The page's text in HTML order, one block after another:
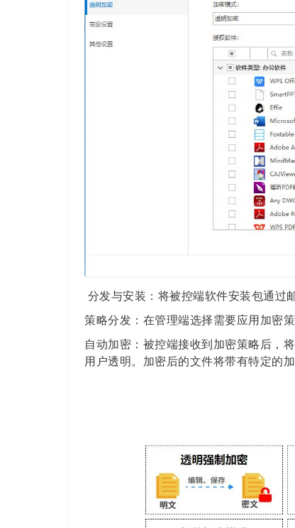
分发与安装：将被控端软件安装包通过
策略分发：在管理端选择需要应用加密
自动加密：被控端接收到加密策略后，
用户透明。加密后的文件将带有特定的